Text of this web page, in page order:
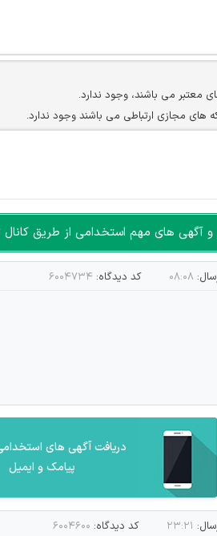
معتبر می باشند، وجود ندارد.
مجاز می باشد.
و چه فردی توسط کاربران سایت وجود ندارد.
های مهم استخدامی از طریق کانال
۰۸:۰۸ کد دیدگاه: ۶۰۰۴۷۳۴
دریافت آگهی های
پیامک و ایمیل
۲۳:۲۱ کد دیدگاه: ۶۰۰۴۶۰۰